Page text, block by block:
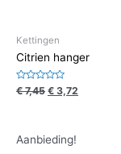
Kettingen
Citrien hanger
Waardering
0
€7,45 € 3,72
Aanbieding!